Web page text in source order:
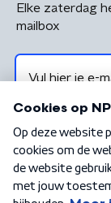
Elke zaterdag
mailbox
Algemene